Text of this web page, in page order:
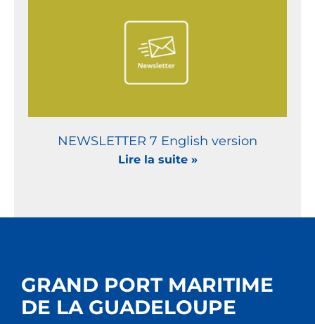
NEWSLETTER 7 English version
Lire la suite »
GRAND PORT MARITIME
DE LA GUADELOUPE